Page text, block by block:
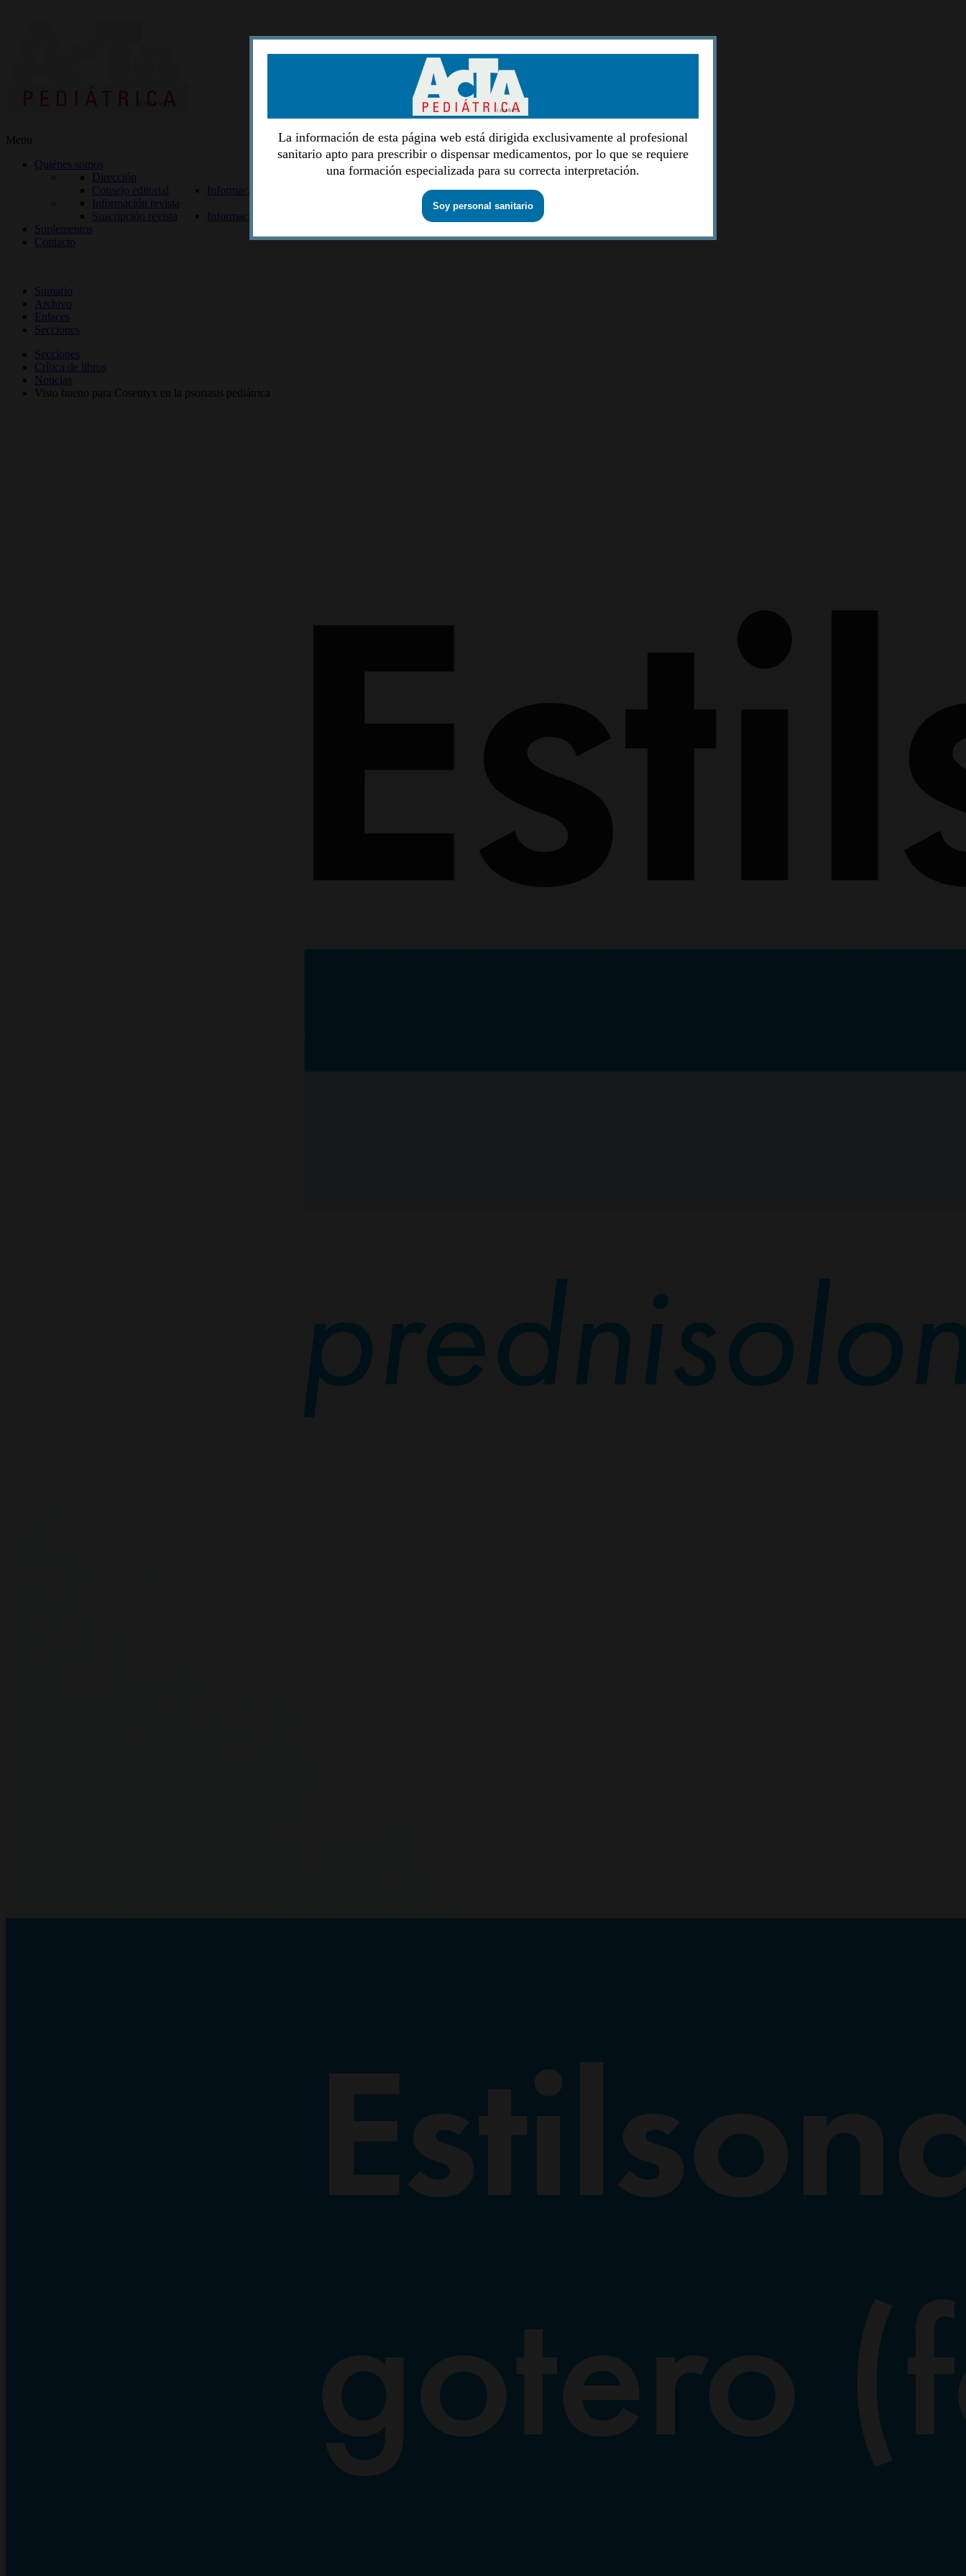
Menu
Quiénes somos
Dirección
Consejo editorial
Información lectores
Información revista
Suscripción revista
Información autores
Suplementos
Contacto
Sumario
Archivo
Enlaces
Secciones
Secciones
Crítica de libros
Noticias
Visto bueno para Cosentyx en la psoriasis pediátrica
La información de esta página web está dirigida exclusivamente al profesional
sanitario apto para prescribir o dispensar medicamentos, por lo que se requiere
una formación especializada para su correcta interpretación.
Soy personal sanitario